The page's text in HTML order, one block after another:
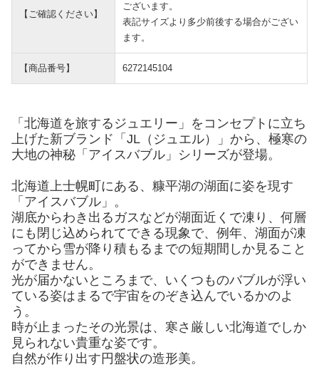
【ご確認ください】
ございます。
表記サイズより多少前後する場合がござい
ます。
【商品番号】 6272145104
「北海道を旅するジュエリー」をコンセプトに立ち
上げた新ブランド「JL（ジュエル）」から、極寒の
大地の神秘「アイスバブル」シリーズが登場。
北海道上士幌町にある、糠平湖の湖面に姿を現す
「アイスバブル」。
湖底からわき出るガスなどが湖面近くで凍り、何層
にも閉じ込められてできる現象で、例年、湖面が凍
ってから雪が降り積もるまでの短期間しか見ること
ができません。
光が届かないところまで、いくつものバブルが浮い
ている姿はまるで宇宙をのぞき込んでいるかのよ
う。
時が止まったその光景は、寒さ厳しい北海道でしか
見られない貴重な姿です。
自然が作り出す円盤状の造形美。